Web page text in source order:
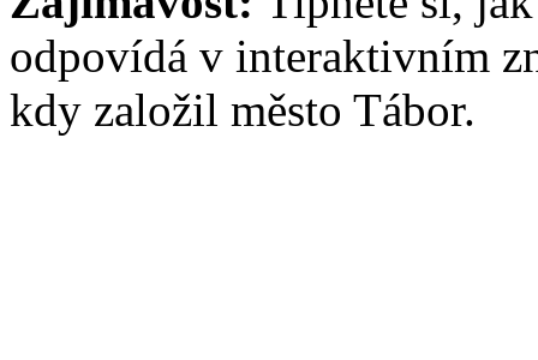
odpovídá v interaktivním
kdy založil město Tábor.